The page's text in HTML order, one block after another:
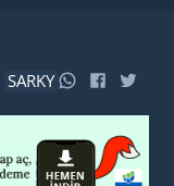
SARKY